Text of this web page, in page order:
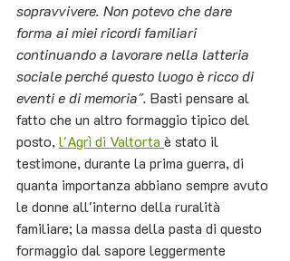
sopravvivere. Non potevo che dare
forma ai miei ricordi familiari
continuando a lavorare nella latteria
sociale perché questo luogo è ricco di
eventi e di memoria". Basti pensare al
fatto che un altro formaggio tipico del
posto, l'Agrì di Valtorta è stato il
testimone, durante la prima guerra, di
quanta importanza abbiano sempre avuto
le donne all'interno della ruralità
familiare; la massa della pasta di questo
formaggio dal sapore leggermente